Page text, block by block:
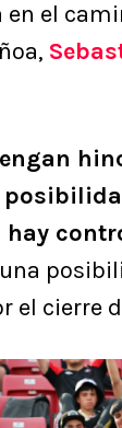
el
el cierre